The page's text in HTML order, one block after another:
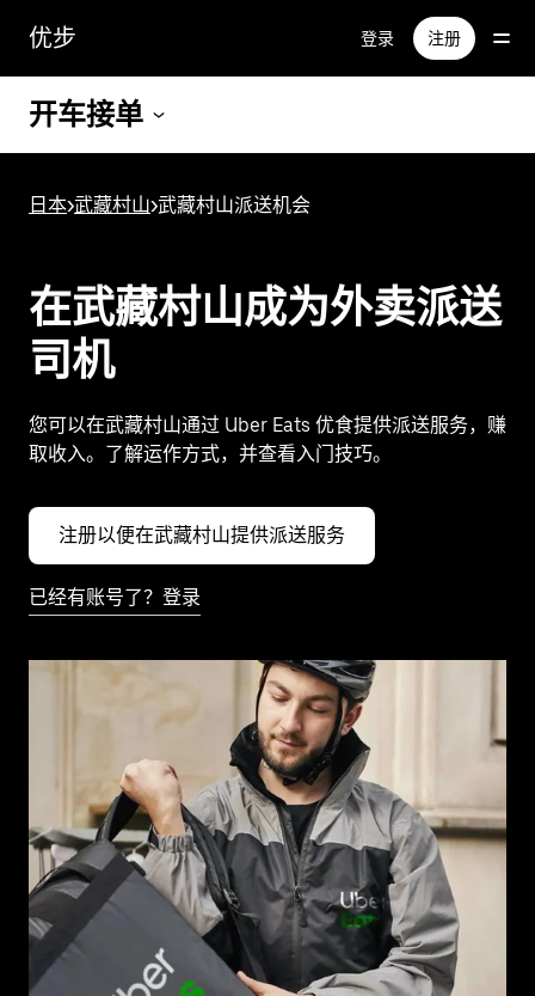
容
优步 登录 注册
开车接单
日本>武藏村山>武藏村山派送机会
在武藏村山成为外卖派送
司机
您可以在武藏村山通过 Uber Eats 优食提供派送服务，赚
取收入。了解运作方式，并查看入门技巧。
注册以便在武藏村山提供派送服务
已经有账号了？登录